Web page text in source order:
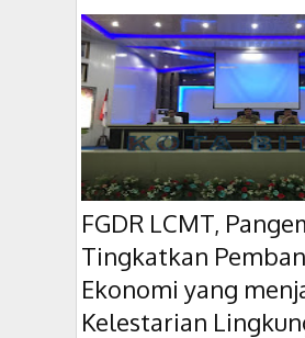
FGDR LCMT,
Tingkatkan
Ekonomi yang
Kelestarian